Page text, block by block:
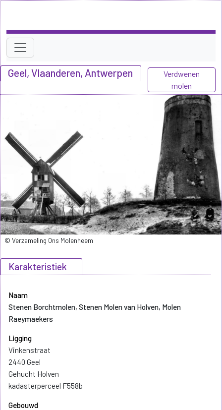
Geel, Vlaanderen, Antwerpen
Verdwenen
molen
Karakteristiek
Naam
Stenen Borchtmolen, Stenen Molen van Holven, Molen
Raeymaekers
Ligging
Vinkenstraat
2440 Geel
Gehucht Holven
kadasterperceel F558b
Gebouwd
© Verzameling Ons Molenheem